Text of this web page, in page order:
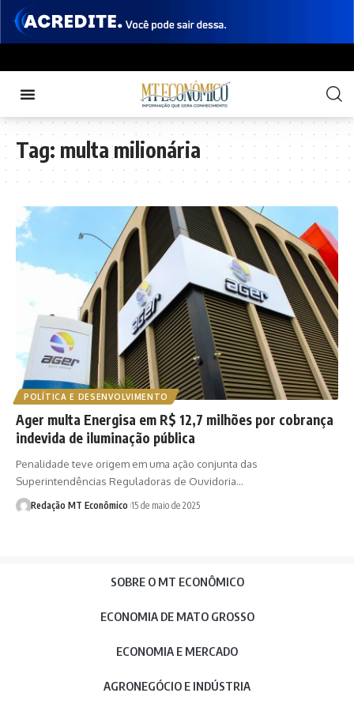
Tag: multa milionária
POLÍTICA E DESENVOLVIMENTO
Ager multa Energisa em R$ 12,7 milhões por cobrança
indevida de iluminação pública
Penalidade teve origem em uma ação conjunta das
Superintendências Reguladoras de Ouvidoria…
Redação MT Econômico 15 de maio de 2025
SOBRE O MT ECONÔMICO
ECONOMIA DE MATO GROSSO
ECONOMIA E MERCADO
AGRONEGÓCIO E INDÚSTRIA